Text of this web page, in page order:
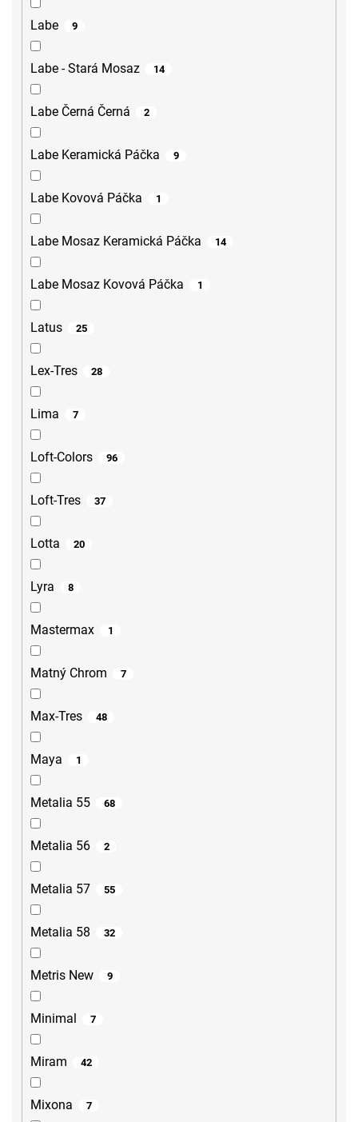
Labe 9
Labe - Stará Mosaz 14
Labe Černá Černá 2
Labe Keramická Páčka 9
Labe Kovová Páčka 1
Labe Mosaz Keramická Páčka 14
Labe Mosaz Kovová Páčka 1
Latus 25
Lex-Tres 28
Lima 7
Loft-Colors 96
Loft-Tres 37
Lotta 20
Lyra 8
Mastermax 1
Matný Chrom 7
Max-Tres 48
Maya 1
Metalia 55 68
Metalia 56 2
Metalia 57 55
Metalia 58 32
Metris New 9
Minimal 7
Miram 42
Mixona 7